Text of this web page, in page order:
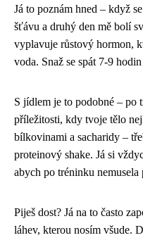
Já to poznám hned – když
šťávu a druhý den mě bolí
vyplavuje růstový hormon,
voda. Snaž se spát 7-9
S jídlem je to podobné – po
příležitosti, kdy tvoje tělo
bílkovinami a sacharidy –
proteinový shake. Já si
abych po tréninku nemusela
Piješ dost? Já na to často
láhev, kterou nosím všude.